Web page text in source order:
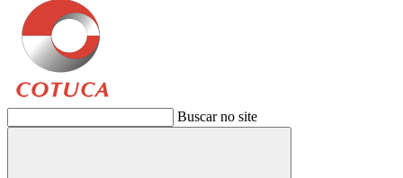
Buscar no site